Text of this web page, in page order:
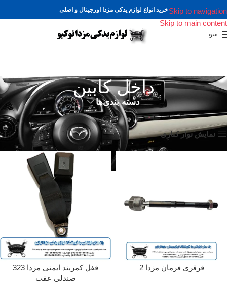
Skip to navigation
Skip to main content
خرید انواع لوازم یدکی مزدا اورجینال و اصلی
منو
داخل کابین
دسته بندی‌ها
خانه داخل کابین نمایش 1–12 از 30 نتیجه
نمایش نوار کناری
قرقری فرمان مزدا 2
قفل کمربند ایمنی مزدا 323
صندلی عقب